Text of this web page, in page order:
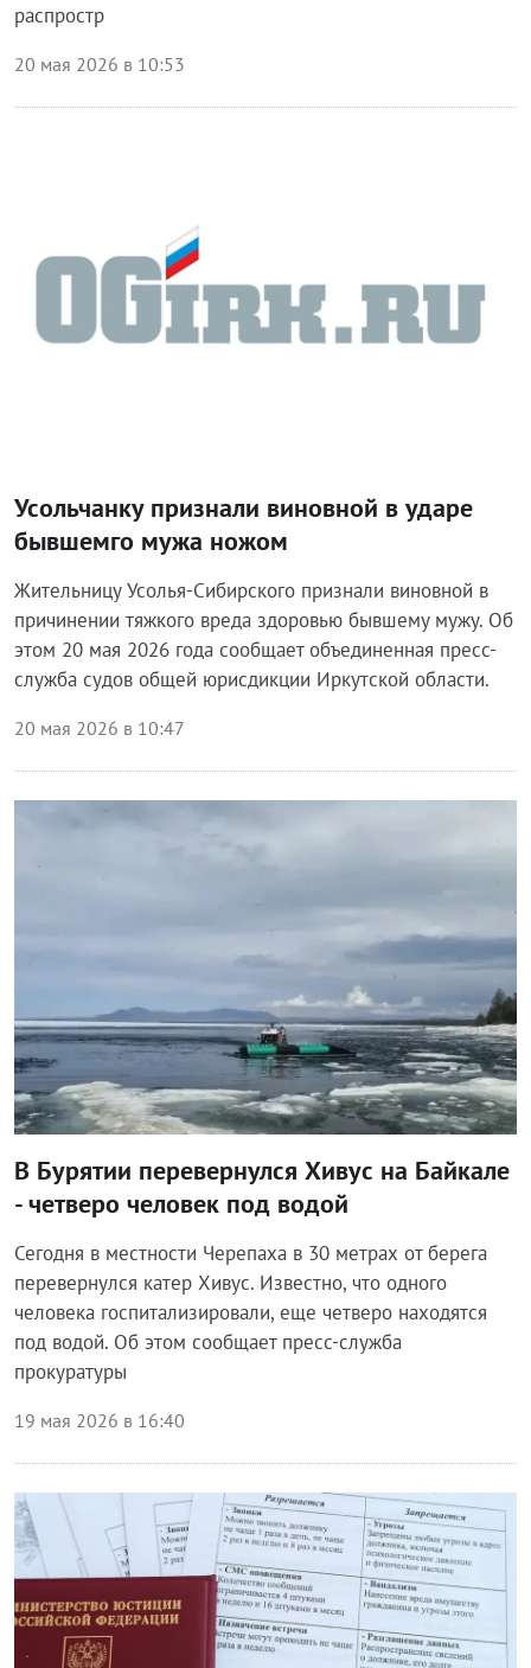
распростр
20 мая 2026 в 10:53
Усольчанку признали виновной в ударе
бывшемго мужа ножом
Жительницу Усолья-Сибирского признали виновной в
причинении тяжкого вреда здоровью бывшему мужу. Об
этом 20 мая 2026 года сообщает объединенная пресс-
служба судов общей юрисдикции Иркутской области.
20 мая 2026 в 10:47
Происшествия
В Бурятии перевернулся Хивус на Байкале
- четверо человек под водой
Сегодня в местности Черепаха в 30 метрах от берега
перевернулся катер Хивус. Известно, что одного
человека госпитализировали, еще четверо находятся
под водой. Об этом сообщает пресс-служба
прокуратуры
19 мая 2026 в 16:40
Происшествия